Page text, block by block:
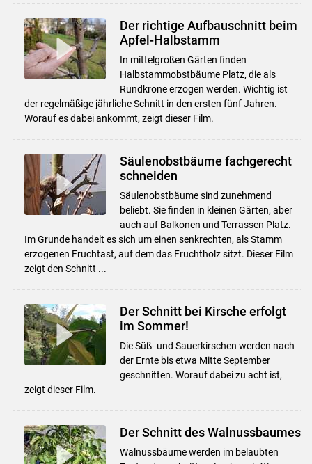
Der richtige Aufbauschnitt beim
Apfel-Halbstamm
In mittelgroßen Gärten finden
Halbstammobstbäume Platz, die als
Rundkrone erzogen werden. Wichtig ist
der regelmäßige jährliche Schnitt in den ersten fünf Jahren.
Worauf es dabei ankommt, zeigt dieser Film.
Säulenobstbäume fachgerecht
schneiden
Säulenobstbäume sind zunehmend
beliebt. Sie finden in kleinen Gärten, aber
auch auf Balkonen und Terrassen Platz.
Im Grunde handelt es sich um einen senkrechten, als Stamm
erzogenen Fruchtast, auf dem das Fruchtholz sitzt. Dieser Film
zeigt den Schnitt ...
Der Schnitt bei Kirsche erfolgt
im Sommer!
Die Süß- und Sauerkirschen werden nach
der Ernte bis etwa Mitte September
geschnitten. Worauf dabei zu acht ist,
zeigt dieser Film.
Der Schnitt des Walnussbaumes
Walnussbäume werden im belaubten